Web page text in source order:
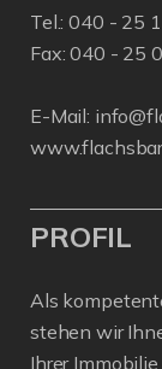
Tel.:040 - 25
Fax: 040 - 25
E-Mail:
PROFIL
Als
stehen wir
Ihrer Immobilie